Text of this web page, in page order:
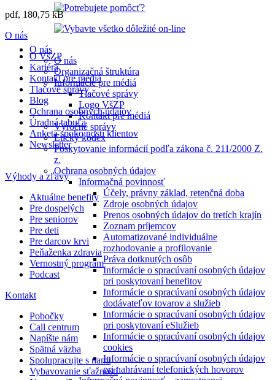
O nás
O nás
Organizačná štruktúra
Informácie pre médiá
Tlačové správy
Logo VšZP
Kontakt pre médiá
Výročné správy
Etický kódex
Poskytovanie informácií podľa zákona č. 211/2000 Z.
z.
Ochrana osobných údajov
Informačná povinnosť
Účely, právny základ, retenčná doba
Zdroje osobných údajov
Prenos osobných údajov do tretích krajín
Zoznam príjemcov
Automatizované individuálne
rozhodovanie a profilovanie
Práva dotknutých osôb
Informácie o spracúvaní osobných údajov
pri poskytovaní benefitov
Informácie o spracúvaní osobných údajov
dodávateľov tovarov a služieb
Informácie o spracúvaní osobných údajov
pri poskytovaní eSlužieb
Informácie o spracúvaní osobných údajov
cookies
Informácie o spracúvaní osobných údajov
pri nahrávaní telefonických hovorov
pdf, 180,75 kB
O nás
O VšZP
Kariéra
Kontakt pre médiá
Tlačové správy
Blog
Ochrana osobných údajov
Úradná tabuľa
Anketa spokojnosti klientov
Newsletter
Výhody a zľavy
Aktuálne benefity
Pre dospelých
Pre seniorov
Pre deti
Pre darcov krvi
Peňaženka zdravia
Vernostný program
Podcast
Kontakt
Pobočky
Call centrum
Napíšte nám
Spätná väzba
Spolupracujte s nami
Vybavovanie sťažností